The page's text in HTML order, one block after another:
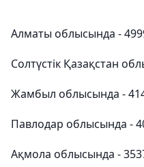
Алматы облысында -
Солтүстік Қазақстан
Жамбыл облысында -
Павлодар облысында -
Ақмола облысында -